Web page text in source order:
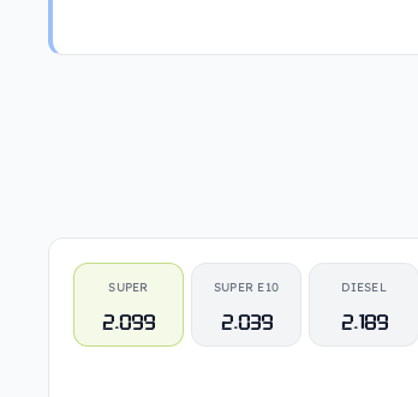
SUPER
2.099
SUPER E10
2.039
DIESEL
2.189